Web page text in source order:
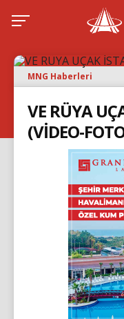
MNG Haberleri
VE RÜYA
(VİDEO-